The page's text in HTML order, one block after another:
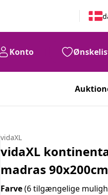
Konto
vidaXL
vidaXL
madras
Farve(6 tilgængelige